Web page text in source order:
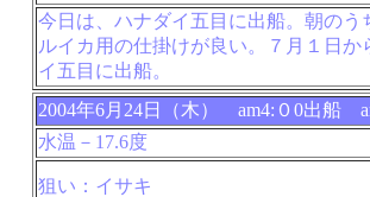
今日は、ハナダイ五目に出船。朝の
ルイカ用の仕掛けが良い。７月１日
イ五目に出船。
2004年6月24日（木） am4:０0出船
水温－17.6度
狙い：イサキ